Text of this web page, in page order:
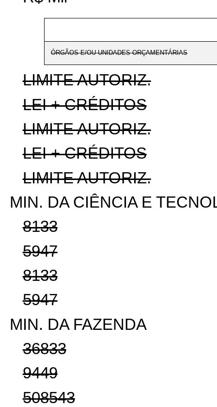
ÓRGÃOS E/OU UNIDADES ORÇAMENTÁRIAS
LIMITE AUTORIZ.
LEI + CRÉDITOS
LIMITE AUTORIZ.
LEI + CRÉDITOS
LIMITE AUTORIZ.
MIN. DA CIÊNCIA E
8133
5947
8133
5947
MIN. DA FAZENDA
36833
9449
508543